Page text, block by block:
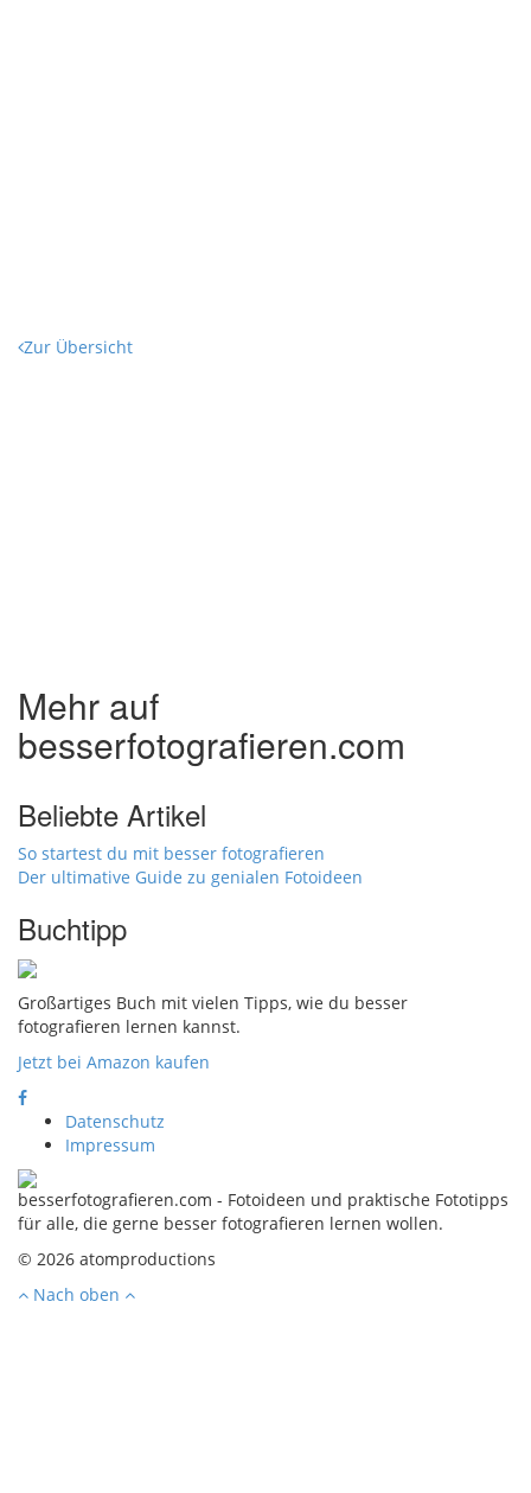
Zur Übersicht
Mehr auf
besserfotografieren.com
Beliebte Artikel
So startest du mit besser fotografieren
Der ultimative Guide zu genialen Fotoideen
Buchtipp
Großartiges Buch mit vielen Tipps, wie du besser
fotografieren lernen kannst.
Jetzt bei Amazon kaufen
Datenschutz
Impressum
besserfotografieren.com - Fotoideen und praktische Fototipps
für alle, die gerne besser fotografieren lernen wollen.
© 2026 atomproductions
Nach oben